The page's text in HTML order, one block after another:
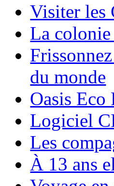
Visiter les
La colonie
du monde
Oasis
Logiciel
Les
À 13 ans